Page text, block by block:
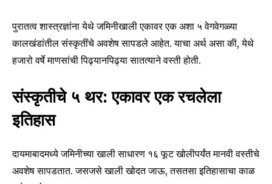
पुरातत्व शास्त्रज्ञांना येथे जमिनीखाली एकावर एक अशा ५ वेगवेगळ्या
कालखंडांतील संस्कृतींचे अवशेष सापडले आहेत. याचा अर्थ असा की, येथे
हजारो वर्षे माणसांची पिढ्यानपिढ्या सातत्याने वस्ती होती.
संस्कृतीचे ५ थर: एकावर एक रचलेला
इतिहास
दायमाबादमध्ये जमिनीच्या खाली साधारण १६ फूट खोलीपर्यंत मानवी वस्तीचे
अवशेष सापडतात. जसजसे खाली खोदत जाऊ, तसतसा इतिहासाचा काळ